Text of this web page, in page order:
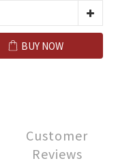
BUY NOW
Customer
Reviews